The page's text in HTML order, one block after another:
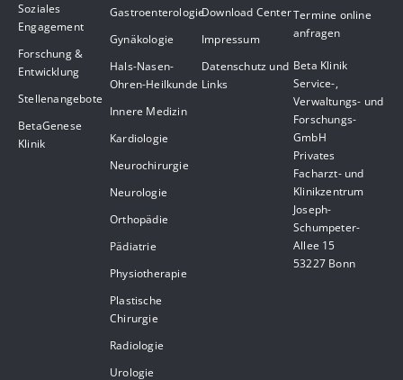
Soziales
Engagement
Forschung &
Entwicklung
Stellenangebote
BetaGenese
Klinik
Gastroenterologie
Gynäkologie
Hals-Nasen-
Ohren-Heilkunde
Innere Medizin
Kardiologie
Neurochirurgie
Neurologie
Orthopädie
Pädiatrie
Physiotherapie
Plastische
Chirurgie
Radiologie
Urologie
Download Center
Impressum
Datenschutz und
Links
Termine online
anfragen
Beta Klinik
Service-,
Verwaltungs- und
Forschungs-
GmbH
Privates
Facharzt- und
Klinikzentrum
Joseph-
Schumpeter-
Allee 15
53227 Bonn